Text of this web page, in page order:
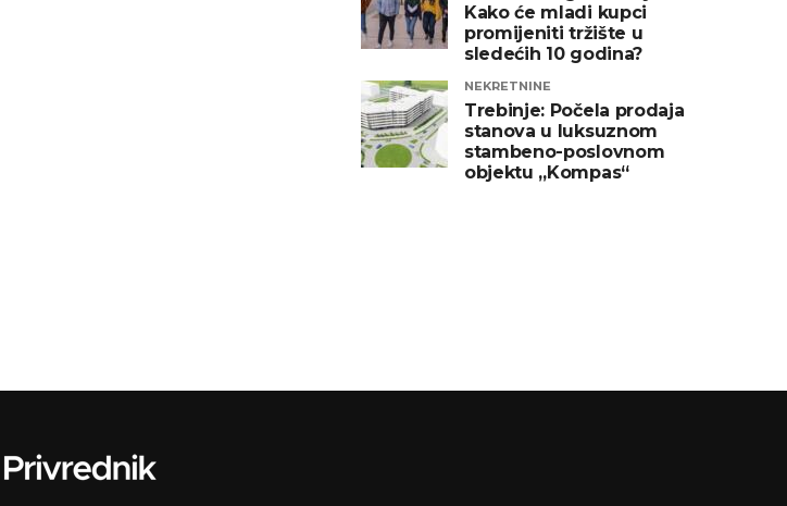
Kako će mladi kupci
promijeniti tržište u
sledećih 10 godina?
NEKRETNINE
Trebinje: Počela prodaja
stanova u luksuznom
stambeno-poslovnom
objektu „Kompas“